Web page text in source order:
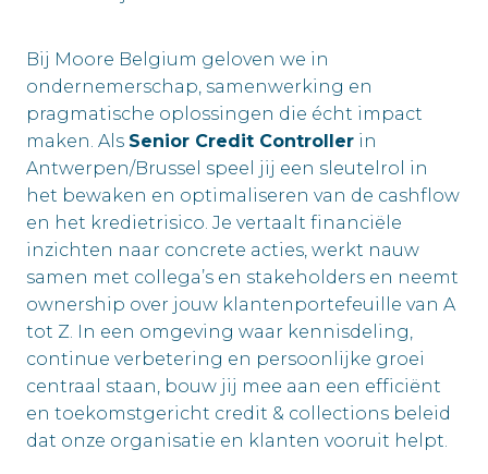
Bij Moore Belgium geloven we in
ondernemerschap, samenwerking en
pragmatische oplossingen die écht impact
maken. Als Senior Credit Controller in
Antwerpen/Brussel speel jij een sleutelrol in
het bewaken en optimaliseren van de cashflow
en het kredietrisico. Je vertaalt financiële
inzichten naar concrete acties, werkt nauw
samen met collega’s en stakeholders en neemt
ownership over jouw klantenportefeuille van A
tot Z. In een omgeving waar kennisdeling,
continue verbetering en persoonlijke groei
centraal staan, bouw jij mee aan een efficiënt
en toekomstgericht credit & collections beleid
dat onze organisatie en klanten vooruit helpt.